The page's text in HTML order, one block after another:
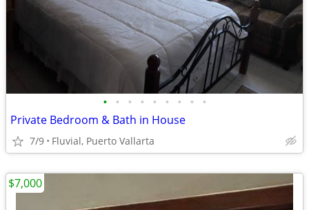
• • • • • • • • •
Private Bedroom & Bath in House
7/9 Fluvial, Puerto Vallarta
$7,000